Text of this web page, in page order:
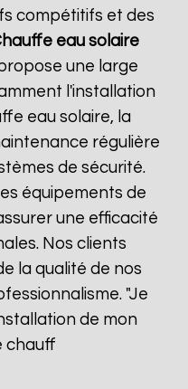
compétitifs et des
eau solaire
une large
l'installation
eau solaire, la
régulière
de sécurité.
équipements de
une efficacité
Nos clients
la qualité de nos
"Je
de mon
chauff